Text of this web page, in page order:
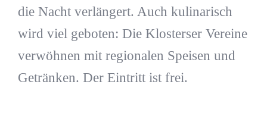
die Nacht verlängert. Auch kulinarisch
wird viel geboten: Die Klosterser Vereine
verwöhnen mit regionalen Speisen und
Getränken. Der Eintritt ist frei.